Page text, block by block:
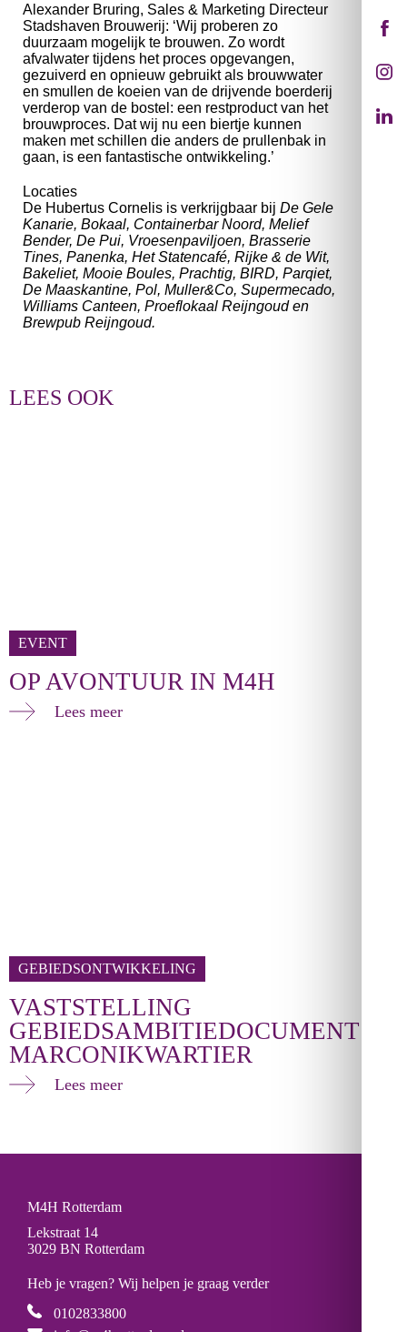
Alexander Bruring, Sales & Marketing Directeur
Stadshaven Brouwerij: ‘Wij proberen zo
duurzaam mogelijk te brouwen. Zo wordt
afvalwater tijdens het proces opgevangen,
gezuiverd en opnieuw gebruikt als brouwwater
en smullen de koeien van de drijvende boerderij
verderop van de bostel: een restproduct van het
brouwproces. Dat wij nu een biertje kunnen
maken met schillen die anders de prullenbak in
gaan, is een fantastische ontwikkeling.’
Locaties
De Hubertus Cornelis is verkrijgbaar bij De Gele
Kanarie, Bokaal, Containerbar Noord, Melief
Bender, De Pui, Vroesenpaviljoen, Brasserie
Tines, Panenka, Het Statencafé, Rijke & de Wit,
Bakeliet, Mooie Boules, Prachtig, BIRD, Parqiet,
De Maaskantine, Pol, Muller&Co, Supermecado,
Williams Canteen, Proeflokaal Reijngoud en
Brewpub Reijngoud.
LEES OOK
EVENT
OP AVONTUUR IN M4H
Lees meer
GEBIEDSONTWIKKELING
VASTSTELLING
GEBIEDSAMBITIEDOCUMENT
MARCONIKWARTIER
Lees meer
M4H Rotterdam
Lekstraat 14
3029 BN Rotterdam
Heb je vragen? Wij helpen je graag verder
0102833800